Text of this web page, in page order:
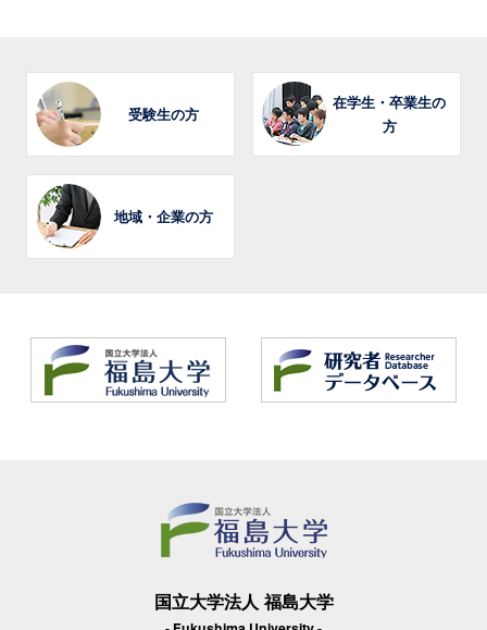
受験生の方
在学生・卒業生の
方
地域・企業の方
国立大学法人 福島大学